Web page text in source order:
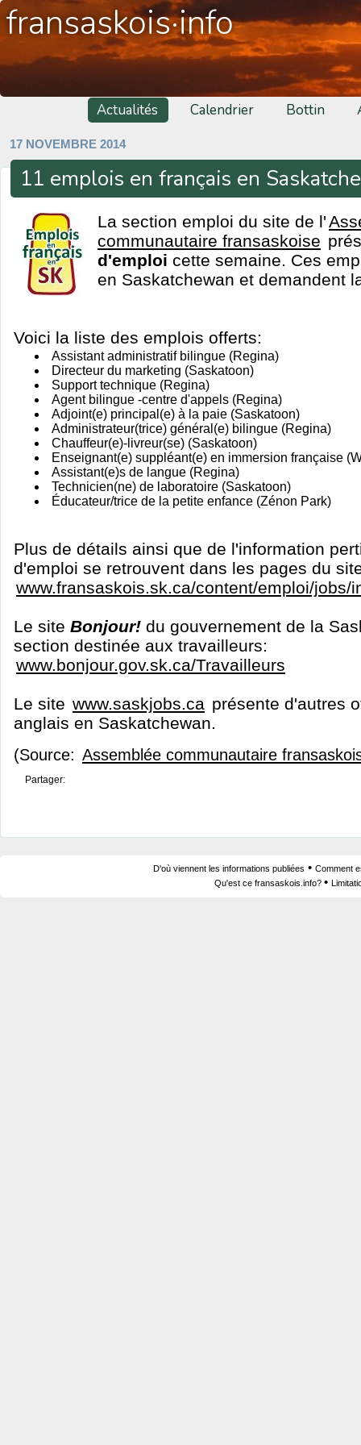
fransaskois·info
Actualités Calendrier Bottin
17 NOVEMBRE 2014
11 emplois en français en
La section emploi du site de l'
communautaire fransaskoise
d'emploi cette semaine. Ces
en Saskatchewan et demandent
Voici la liste des emplois offerts:
Assistant administratif bilingue (Regina)
Directeur du marketing (Saskatoon)
Support technique (Regina)
Agent bilingue -centre d'appels (Regina)
Adjoint(e) principal(e) à la paie (Saskatoon)
Administrateur(trice) général(e) bilingue (Regina)
Chauffeur(e)-livreur(se) (Saskatoon)
Enseignant(e) suppléant(e) en immersion française
Assistant(e)s de langue (Regina)
Technicien(ne) de laboratoire (Saskatoon)
Éducateur/trice de la petite enfance (Zénon Park)
Plus de détails ainsi que de l'information
d'emploi se retrouvent dans les pages du
www.fransaskois.sk.ca/content/emploi/jobs/
Le site Bonjour! du gouvernement de la
section destinée aux travailleurs:
www.bonjour.gov.sk.ca/Travailleurs
Le site www.saskjobs.ca présente d'autres
anglais en Saskatchewan.
(Source: Assemblée communautaire
Partager:
D'où viennent les informations publiées • Comment
Qu'est ce fransaskois.info? •